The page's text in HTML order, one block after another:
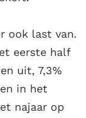
ook last van.
eerste half
uit, 7,3%
in het
najaar op